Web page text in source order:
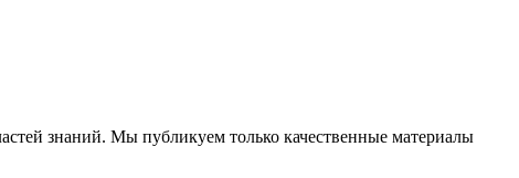
знаний. Мы публикуем только качественные материалы